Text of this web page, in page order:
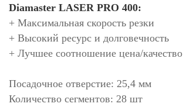
Diamaster LASER PRO 400:
+ Максимальная скорость резки
+ Высокий ресурс и долговечность
+ Лучшее соотношение цена/качество
Посадочное отверстие: 25,4 мм
Количество сегментов: 28 шт